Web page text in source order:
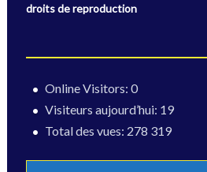
droits de reproduction
Online Visitors: 0
Visiteurs aujourd’hui: 19
Total des vues: 278 319